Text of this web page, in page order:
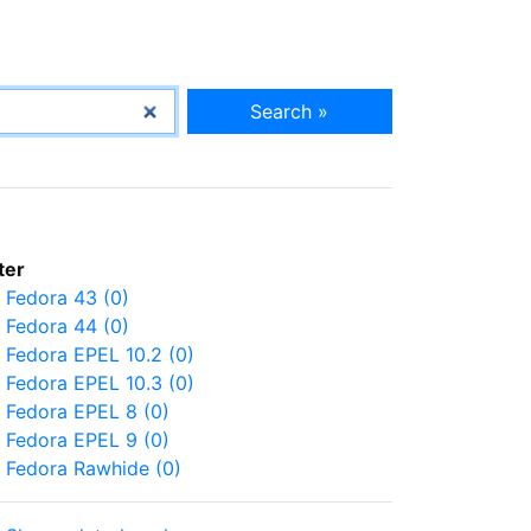
Search »
Fedora 43 (0)
Fedora 44 (0)
Fedora EPEL 10.2 (0)
Fedora EPEL 10.3 (0)
Fedora EPEL 8 (0)
Fedora EPEL 9 (0)
Fedora Rawhide (0)